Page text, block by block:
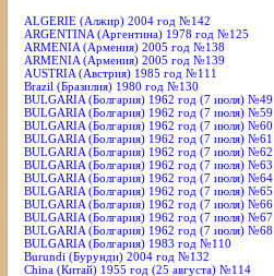
ALGERIE (Алжир) 2004 год №142
ARGENTINA (Аргентина) 1978 год №125
ARMENIA (Армения) 2005 год №138
ARMENIA (Армения) 2005 год №139
AUSTRIA (Австрия) 1985 год №111
Brazil (Бразилия) 1980 год №130
BULGARIA (Болгария) 1962 год (7 июля) №49
BULGARIA (Болгария) 1962 год (7 июля) №59
BULGARIA (Болгария) 1962 год (7 июля) №60
BULGARIA (Болгария) 1962 год (7 июля) №61
BULGARIA (Болгария) 1962 год (7 июля) №62
BULGARIA (Болгария) 1962 год (7 июля) №63
BULGARIA (Болгария) 1962 год (7 июля) №64
BULGARIA (Болгария) 1962 год (7 июля) №65
BULGARIA (Болгария) 1962 год (7 июля) №66
BULGARIA (Болгария) 1962 год (7 июля) №67
BULGARIA (Болгария) 1962 год (7 июля) №68
BULGARIA (Болгария) 1983 год №110
Burundi (Бурунди) 2004 год №132
China (Китай) 1955 год (25 августа) №114